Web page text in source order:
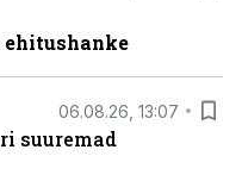
06.08.26, 13:07
suuremad